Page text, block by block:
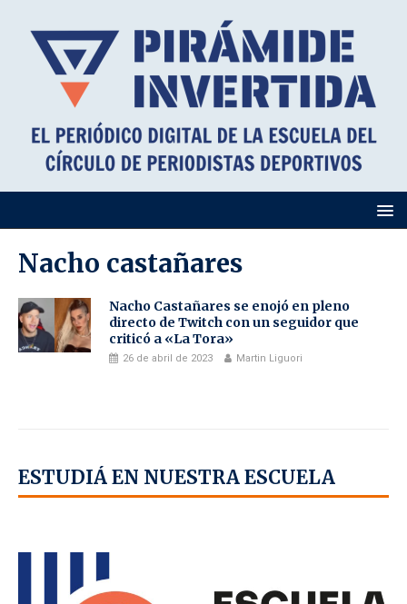
Nacho castañares
Nacho Castañares se enojó en pleno
directo de Twitch con un seguidor que
criticó a «La Tora»
26 de abril de 2023 Martin Liguori
ESTUDIÁ EN NUESTRA ESCUELA